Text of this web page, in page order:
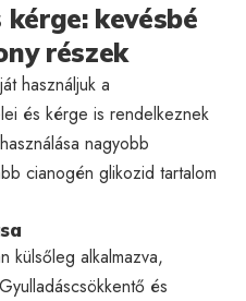
kevésbé
részek
használjuk a
és kérge is rendelkeznek
nagyobb
cianogén glikozid tartalom
külsőleg alkalmazva,
és